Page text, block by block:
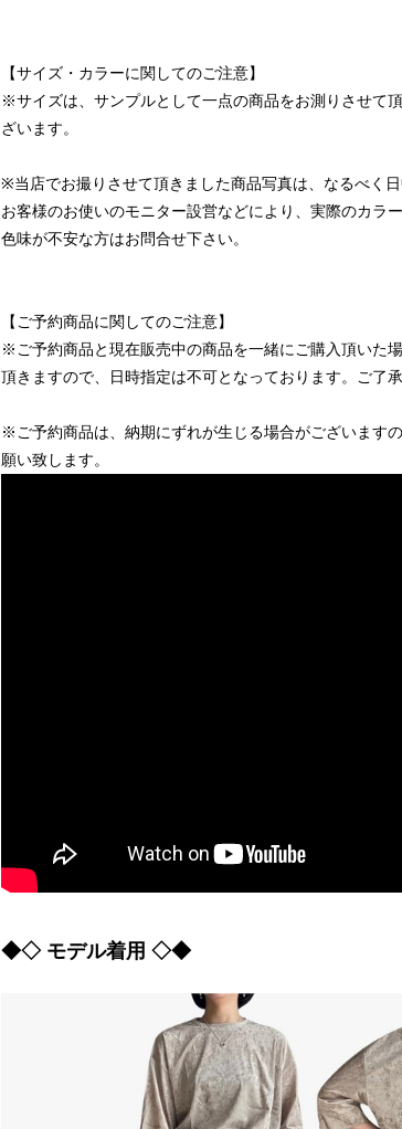
【サイズ・カラーに関してのご注意】
※サイズは、サンプルとして一点の商品をお測りさせて
ざいます。
※当店でお撮りさせて頂きました商品写真は、なるべく
お客様のお使いのモニター設営などにより、実際のカラ
色味が不安な方はお問合せ下さい。
【ご予約商品に関してのご注意】
※ご予約商品と現在販売中の商品を一緒にご購入頂いた
頂きますので、日時指定は不可となっております。ご了承
※ご予約商品は、納期にずれが生じる場合がございます
願い致します。
◆◇ モデル着用 ◇◆